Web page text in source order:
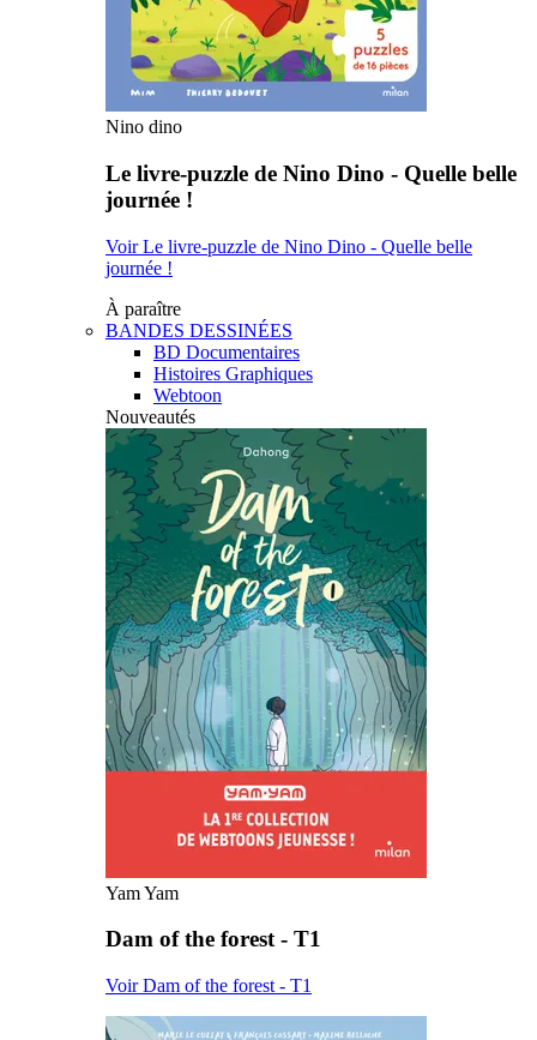
Nino dino
Le livre-puzzle de Nino Dino - Quelle belle
journée !
Voir Le livre-puzzle de Nino Dino - Quelle belle
journée !
À paraître
BANDES DESSINÉES
BD Documentaires
Histoires Graphiques
Webtoon
Nouveautés
Yam Yam
Dam of the forest - T1
Voir Dam of the forest - T1